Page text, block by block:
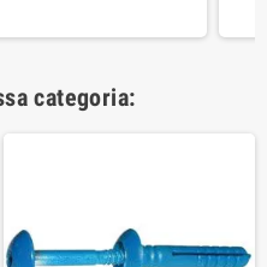
categoria: